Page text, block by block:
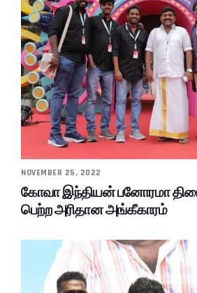
NOVEMBER 25, 2022
கோவா இந்தியன் பனோரமா
பெற்ற அரிதான அங்கீகாரம்